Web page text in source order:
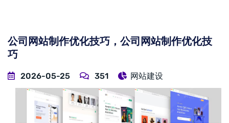
公司网站制作优化技巧，公司网站制作优化技
巧
2026-05-25 351 网站建设